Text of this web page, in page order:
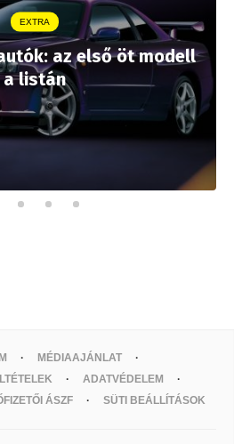
EXTRA
az első öt modell
a listán
MÉDIAAJÁNLAT
ADATVÉDELEM
ÁSZF SÜTI BEÁLLÍTÁSOK